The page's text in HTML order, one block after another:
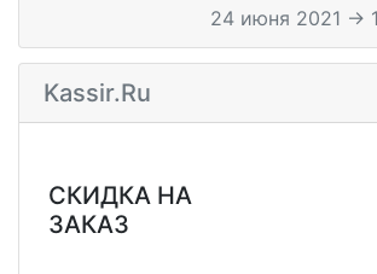
24 июня 2021 →
Kassir.ru
СКИДКА НА
ЗАКАЗ